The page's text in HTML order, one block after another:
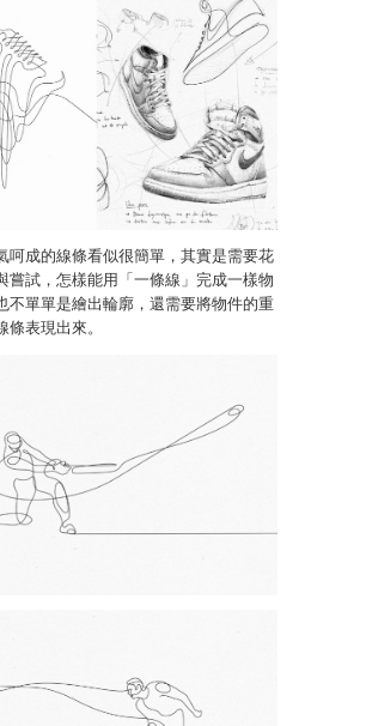
呵成的線條看似很簡單，其實是需要花
嘗試，怎樣能用「一條線」完成一樣物
不單單是繪出輪廓，還需要將物件的重
條表現出來。